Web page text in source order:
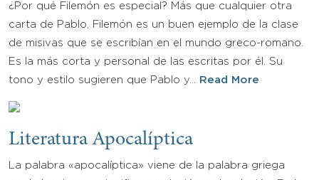
¿Por qué Filemón es especial? Más que cualquier otra
carta de Pablo, Filemón es un buen ejemplo de la clase
de misivas que se escribían en el mundo greco-romano.
Es la más corta y personal de las escritas por él. Su
tono y estilo sugieren que Pablo y…
Read More
Literatura Apocalíptica
La palabra «apocalíptica» viene de la palabra griega